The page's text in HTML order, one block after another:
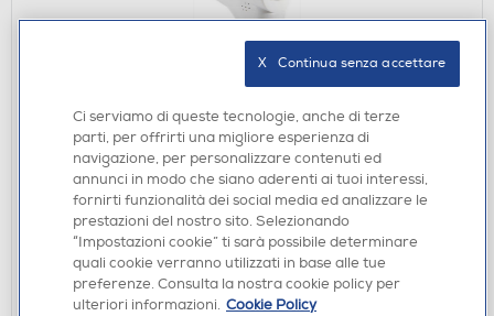
TERMOMETRI
TELESYSTEM - TERMOSCANNER TERMOMETRO
AD INFRAROSSI JXB-178-White
€ 29,90
Acquisto online:disponibile
Ritiro in negozio in 30' gratuito:verifica
Ci serviamo di queste tecnologie, anche di terze
parti, per offrirti una migliore esperienza di
navigazione, per personalizzare contenuti ed
annunci in modo che siano aderenti ai tuoi interessi,
fornirti funzionalità dei social media ed analizzare le
prestazioni del nostro sito. Selezionando
“Impostazioni cookie” ti sarà possibile determinare
quali cookie verranno utilizzati in base alle tue
preferenze. Consulta la nostra cookie policy per
ulteriori informazioni. Cookie Policy
X   Continua senza accettare